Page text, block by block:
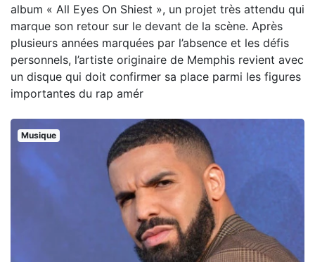
album « All Eyes On Shiest », un projet très attendu qui
marque son retour sur le devant de la scène. Après
plusieurs années marquées par l’absence et les défis
personnels, l’artiste originaire de Memphis revient avec
un disque qui doit confirmer sa place parmi les figures
importantes du rap amér
Musique